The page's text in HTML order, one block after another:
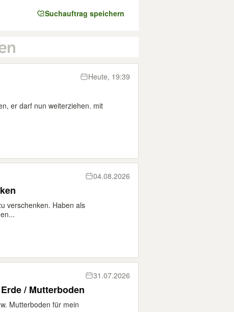
Suchauftrag speichern
Heute, 19:39
er darf nun weiterziehen. mit
04.08.2026
verschenken. Haben als
31.07.2026
/ Mutterboden
Mutterboden für mein